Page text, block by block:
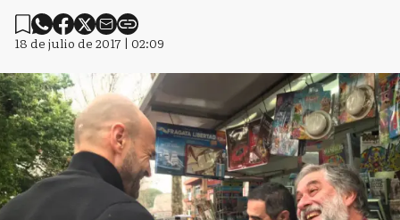
18 de julio de 2017 | 02:09